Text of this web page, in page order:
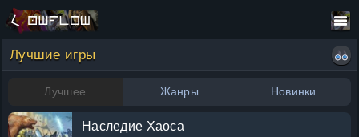
Лучшие игры
Лучшее Жанры Новинки
Наследие Хаоса